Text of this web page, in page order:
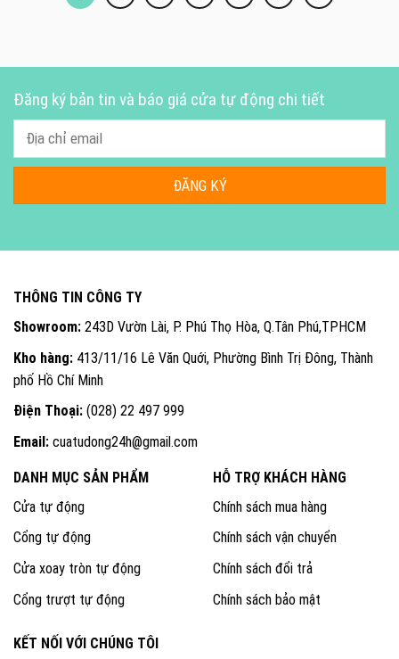
Đăng ký bản tin và báo giá cửa tự động chi tiết
THÔNG TIN CÔNG TY
Showroom: 243D Vườn Lài, P. Phú Thọ Hòa, Q.Tân Phú,TPHCM
Kho hàng: 413/11/16 Lê Văn Quới, Phường Bình Trị Đông, Thành
phố Hồ Chí Minh
Điện Thoại: (028) 22 497 999
Email: cuatudong24h@gmail.com
DANH MỤC SẢN PHẨM
Cửa tự động
Cổng tự động
Cửa xoay tròn tự động
Cổng trượt tự động
HỖ TRỢ KHÁCH HÀNG
Chính sách mua hàng
Chính sách vận chuyển
Chính sách đổi trả
Chính sách bảo mật
KẾT NỐI VỚI CHÚNG TÔI